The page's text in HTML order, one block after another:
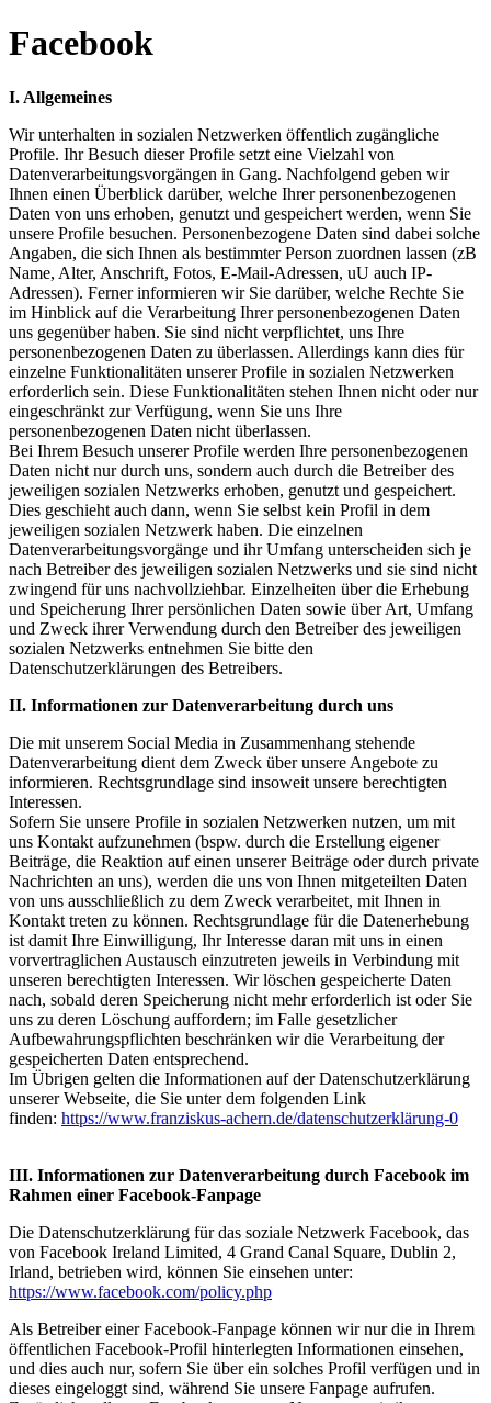
Facebook
I. Allgemeines
Wir unterhalten in sozialen Netzwerken öffentlich zugängliche
Profile. Ihr Besuch dieser Profile setzt eine Vielzahl von
Datenverarbeitungsvorgängen in Gang. Nachfolgend geben wir
Ihnen einen Überblick darüber, welche Ihrer personenbezogenen
Daten von uns erhoben, genutzt und gespeichert werden, wenn Sie
unsere Profile besuchen. Personenbezogene Daten sind dabei solche
Angaben, die sich Ihnen als bestimmter Person zuordnen lassen (zB
Name, Alter, Anschrift, Fotos, E-Mail-Adressen, uU auch IP-
Adressen). Ferner informieren wir Sie darüber, welche Rechte Sie
im Hinblick auf die Verarbeitung Ihrer personenbezogenen Daten
uns gegenüber haben. Sie sind nicht verpflichtet, uns Ihre
personenbezogenen Daten zu überlassen. Allerdings kann dies für
einzelne Funktionalitäten unserer Profile in sozialen Netzwerken
erforderlich sein. Diese Funktionalitäten stehen Ihnen nicht oder nur
eingeschränkt zur Verfügung, wenn Sie uns Ihre
personenbezogenen Daten nicht überlassen.
Bei Ihrem Besuch unserer Profile werden Ihre personenbezogenen
Daten nicht nur durch uns, sondern auch durch die Betreiber des
jeweiligen sozialen Netzwerks erhoben, genutzt und gespeichert.
Dies geschieht auch dann, wenn Sie selbst kein Profil in dem
jeweiligen sozialen Netzwerk haben. Die einzelnen
Datenverarbeitungsvorgänge und ihr Umfang unterscheiden sich je
nach Betreiber des jeweiligen sozialen Netzwerks und sie sind nicht
zwingend für uns nachvollziehbar. Einzelheiten über die Erhebung
und Speicherung Ihrer persönlichen Daten sowie über Art, Umfang
und Zweck ihrer Verwendung durch den Betreiber des jeweiligen
sozialen Netzwerks entnehmen Sie bitte den
Datenschutzerklärungen des Betreibers.
II. Informationen zur Datenverarbeitung durch uns
Die mit unserem Social Media in Zusammenhang stehende
Datenverarbeitung dient dem Zweck über unsere Angebote zu
informieren. Rechtsgrundlage sind insoweit unsere berechtigten
Interessen.
Sofern Sie unsere Profile in sozialen Netzwerken nutzen, um mit
uns Kontakt aufzunehmen (bspw. durch die Erstellung eigener
Beiträge, die Reaktion auf einen unserer Beiträge oder durch private
Nachrichten an uns), werden die uns von Ihnen mitgeteilten Daten
von uns ausschließlich zu dem Zweck verarbeitet, mit Ihnen in
Kontakt treten zu können. Rechtsgrundlage für die Datenerhebung
ist damit Ihre Einwilligung, Ihr Interesse daran mit uns in einen
vorvertraglichen Austausch einzutreten jeweils in Verbindung mit
unseren berechtigten Interessen. Wir löschen gespeicherte Daten
nach, sobald deren Speicherung nicht mehr erforderlich ist oder Sie
uns zu deren Löschung auffordern; im Falle gesetzlicher
Aufbewahrungspflichten beschränken wir die Verarbeitung der
gespeicherten Daten entsprechend.
Im Übrigen gelten die Informationen auf der Datenschutzerklärung
unserer Webseite, die Sie unter dem folgenden Link
finden: https://www.franziskus-achern.de/datenschutzerklärung-0
III. Informationen zur Datenverarbeitung durch Facebook im
Rahmen einer Facebook-Fanpage
Die Datenschutzerklärung für das soziale Netzwerk Facebook, das
von Facebook Ireland Limited, 4 Grand Canal Square, Dublin 2,
Irland, betrieben wird, können Sie einsehen unter:
https://www.facebook.com/policy.php
Als Betreiber einer Facebook-Fanpage können wir nur die in Ihrem
öffentlichen Facebook-Profil hinterlegten Informationen einsehen,
und dies auch nur, sofern Sie über ein solches Profil verfügen und in
dieses eingeloggt sind, während Sie unsere Fanpage aufrufen.